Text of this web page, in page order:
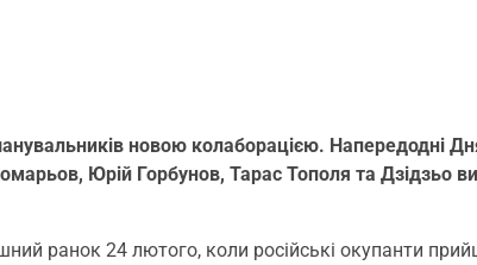
новою колаборацією. Напередодні
Юрій Горбунов, Тарас Тополя та Дзідзьо
ранок 24 лютого, коли російські окупанти